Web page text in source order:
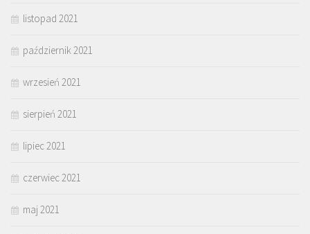
listopad 2021
październik 2021
wrzesień 2021
sierpień 2021
lipiec 2021
czerwiec 2021
maj 2021